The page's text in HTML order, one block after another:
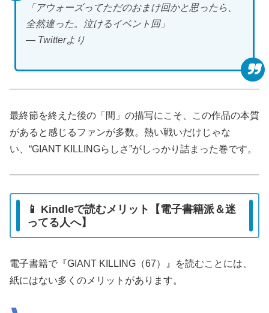
「アウォーズってただのおまけ回かと思ったら、
全然違った。泣けるイベント回」
― Twitterより
最終節を終えた後の「間」の描写にこそ、この作品の本質
があると感じるファンが多数。熱い戦いだけじゃな
い、“GIANT KILLINGらしさ”がしっかり詰まった巻です。
📱 Kindleで読むメリット【電子書籍派＆迷
ってる人へ】
電子書籍で『GIANT KILLING（67）』を読むことには、
紙にはない多くのメリットがあります。